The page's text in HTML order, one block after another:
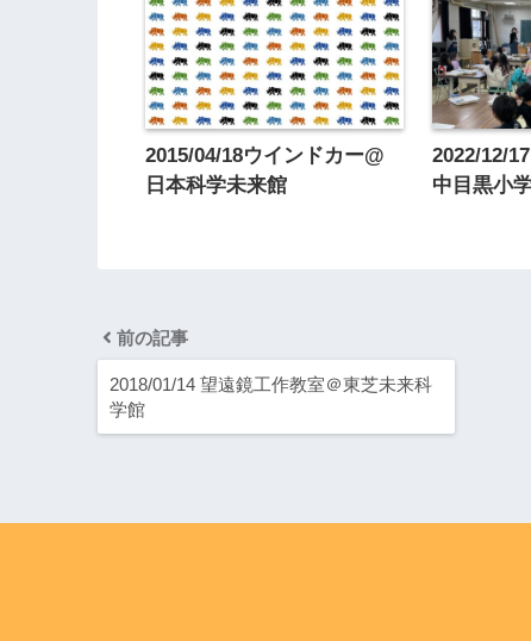
2015/04/18ウインドカー@
日本科学未来館
2022/12/
中目黒小
前の記事
2018/01/14 望遠鏡工作教室＠東芝未来科
学館